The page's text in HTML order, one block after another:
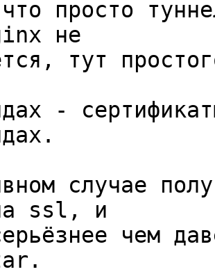
просто
не
тут
-
случае
ssl, и
чем